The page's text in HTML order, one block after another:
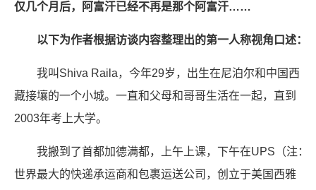
仅几个月后，阿富汗已经不再是那个阿富汗……
以下为作者根据访谈内容整理出的第一人称视角口述：
我叫Shiva Raila，今年29岁，出生在尼泊尔和中国西
藏接壤的一个小城。一直和父母和哥哥生活在一起，直到
2003年考上大学。
我搬到了首都加德满都，上午上课，下午在UPS（注：
世界最大的快递承运商和包裹运送公司，创立于美国西雅